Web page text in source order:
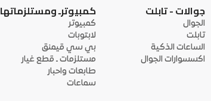
جوالات - تابلت
الجوال
تابلت
الساعات الذكية
اكسسوارات الجوال
كمبيوترـ ومستلزماتها
كمبيوتر
لابتوبات
بي سي قيمنق
مستلزمات ـ قطع غيار
طابعات واحبار
سماعات